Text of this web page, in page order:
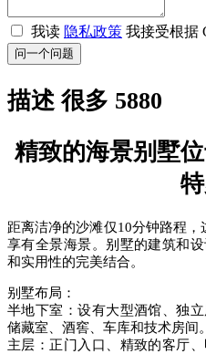
我读 隐私政策 我接受根据
问一个问题
描述 很多 5880
精致的海景别墅
距离洁净的沙滩仅10分钟路程，
享有全景海景。别墅的建筑和
和实用性的完美结合。
别墅布局：
半地下室：设有大型酒馆、独
储藏室、酒窖、车库和技术房间。
主层：正门入口、精致的客厅